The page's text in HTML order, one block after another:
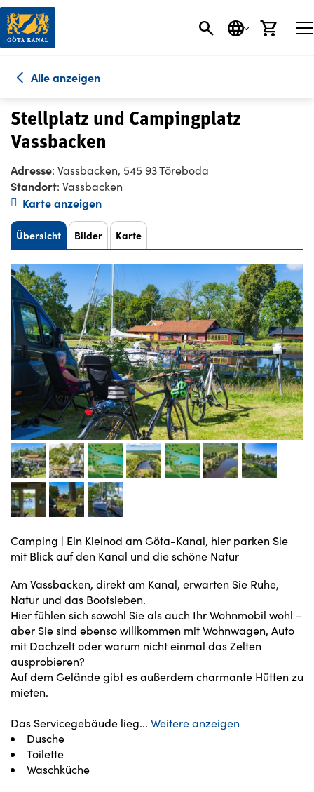
SEARCH
SPRACHE
Alle anzeigen
Stellplatz und Campingplatz
Vassbacken
Adresse: Vassbacken, 545 93 Töreboda
Standort: Vassbacken
Karte anzeigen
Übersicht Bilder Karte
Camping | Ein Kleinod am Göta-Kanal, hier parken Sie
mit Blick auf den Kanal und die schöne Natur
Am Vassbacken, direkt am Kanal, erwarten Sie Ruhe,
Natur und das Bootsleben.
Hier fühlen sich sowohl Sie als auch Ihr Wohnmobil wohl –
aber Sie sind ebenso willkommen mit Wohnwagen, Auto
mit Dachzelt oder warum nicht einmal das Zelten
ausprobieren?
Auf dem Gelände gibt es außerdem charmante Hütten zu
mieten.
Das Servicegebäude lieg... Weitere anzeigen
Dusche
Toilette
Waschküche